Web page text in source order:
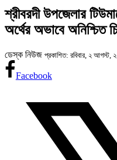
শ্রীবরদী উপজেলার
অর্থের অভাবে অনিশ্চিত
ডেস্ক নিউজ প্রকাশিত: রবিবার, ২ আগস্ট,
Facebook